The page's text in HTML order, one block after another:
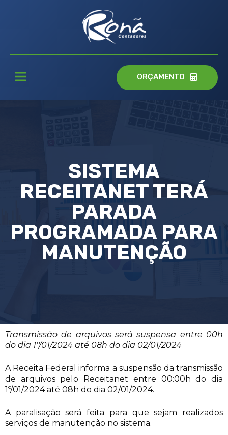
ORÇAMENTO
SISTEMA
RECEITANET TERÁ
PARADA
PROGRAMADA PARA
MANUTENÇÃO
Transmissão de arquivos será suspensa entre 00h
do dia 1º/01/2024 até 08h do dia 02/01/2024
A Receita Federal informa a suspensão da transmissão
de arquivos pelo Receitanet entre 00:00h do dia
1º/01/2024 até 08h do dia 02/01/2024.
A paralisação será feita para que sejam realizados
serviços de manutenção no sistema.